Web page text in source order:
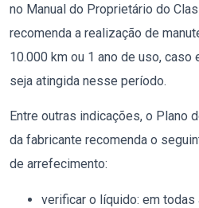
no Manual do Proprietário do
recomenda a realização de
10.000 km ou 1 ano de uso, caso
seja atingida nesse período.
Entre outras indicações, o Plano
da fabricante recomenda o
de arrefecimento:
verificar o líquido: em